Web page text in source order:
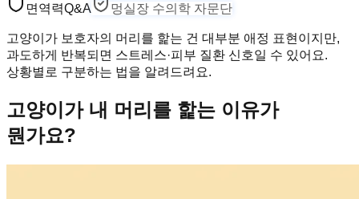
면역력Q&A 멍실장 수의학 자문단
고양이가 보호자의 머리를 핥는 건 대부분 애정 표현이지만,
과도하게 반복되면 스트레스·피부 질환 신호일 수 있어요.
상황별로 구분하는 법을 알려드려요.
고양이가 내 머리를 핥는 이유가
뭔가요?